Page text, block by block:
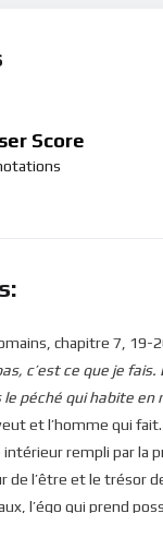
Score
chapitre 7, 19-
c’est ce que je
péché qui habite en
et l’homme qui
intérieur rempli par la
de l’être et le trésor
l’égo qui prend